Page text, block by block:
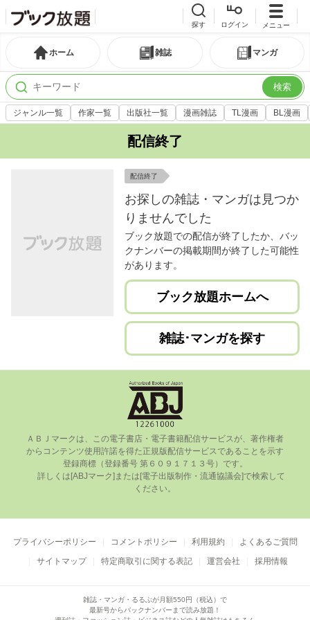
探す ログイン メニュー
ホーム 雑誌 マンガ
検索
ジャンル一覧 作家一覧 出版社一覧 漫画雑誌 TL漫画 BL漫画
配信終了
配信終了
お探しの雑誌・マンガは見つか
りませんでした
ブック放題での配信が終了したか、バッ
クナンバーの掲載期間が終了した可能性
があります。
ブック放題ホームへ
雑誌･マンガを探す
ＡＢＪマークは、この電⼦書店・電⼦書籍配信サービスが、著作権者
からコンテンツ使⽤許諾を得た正規版配信サービスであることを⽰す
登録商標（登録番号 第６０９１７１３号）です。
ください。
プライバシーポリシー コメントポリシー 利用規約
よくあるご質問
サイトマップ
特定商取引に関する表記 運営会社 採用情報
雑誌・マンガ・るるぶが月額550円（税込）で
最新号からバックナンバーまで読み放題！